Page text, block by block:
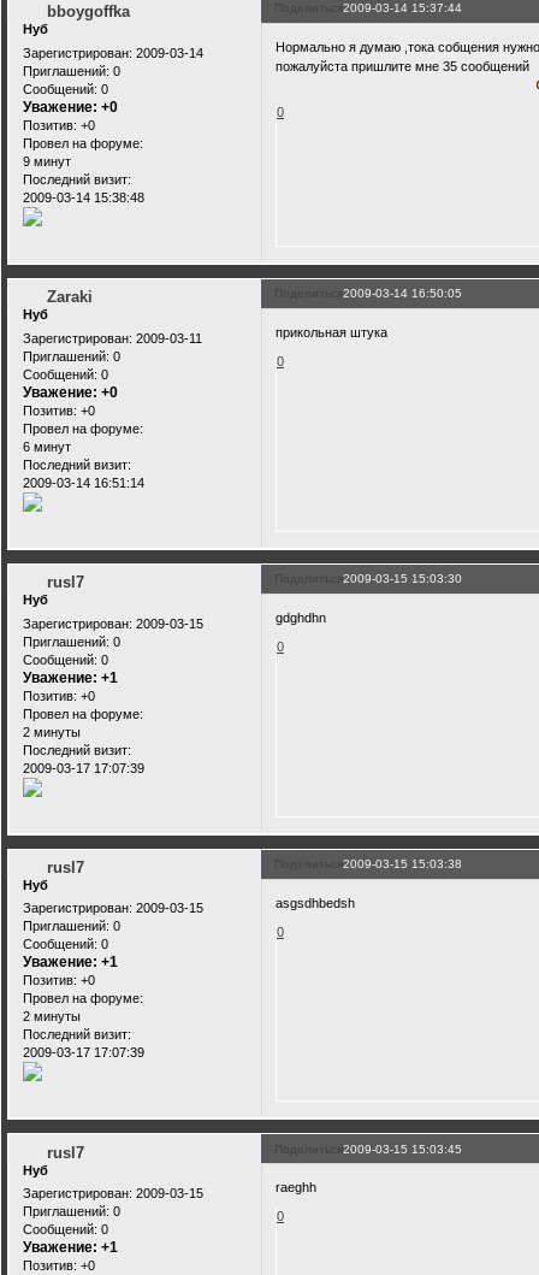
Поделиться2009-03-14 15:37:44
bboygoffka
Нуб
Зарегистрирован: 2009-03-14
Приглашений: 0
Сообщений: 0
Уважение: +0
Позитив: +0
Провел на форуме:
9 минут
Последний визит:
2009-03-14 15:38:48
Нормально я думаю ,тока собщения
пожалуйста пришлите мне 35 сообщений
0
Поделиться2009-03-14 16:50:05
Zaraki
Нуб
Зарегистрирован: 2009-03-11
Приглашений: 0
Сообщений: 0
Уважение: +0
Позитив: +0
Провел на форуме:
6 минут
Последний визит:
2009-03-14 16:51:14
прикольная штука
0
Поделиться2009-03-15 15:03:30
rusl7
Нуб
Зарегистрирован: 2009-03-15
Приглашений: 0
Сообщений: 0
Уважение: +1
Позитив: +0
Провел на форуме:
2 минуты
Последний визит:
2009-03-17 17:07:39
gdghdhn
0
Поделиться2009-03-15 15:03:38
rusl7
Нуб
Зарегистрирован: 2009-03-15
Приглашений: 0
Сообщений: 0
Уважение: +1
Позитив: +0
Провел на форуме:
2 минуты
Последний визит:
2009-03-17 17:07:39
asgsdhbedsh
0
Поделиться2009-03-15 15:03:45
rusl7
Нуб
Зарегистрирован: 2009-03-15
Приглашений: 0
Сообщений: 0
Уважение: +1
Позитив: +0
raeghh
0